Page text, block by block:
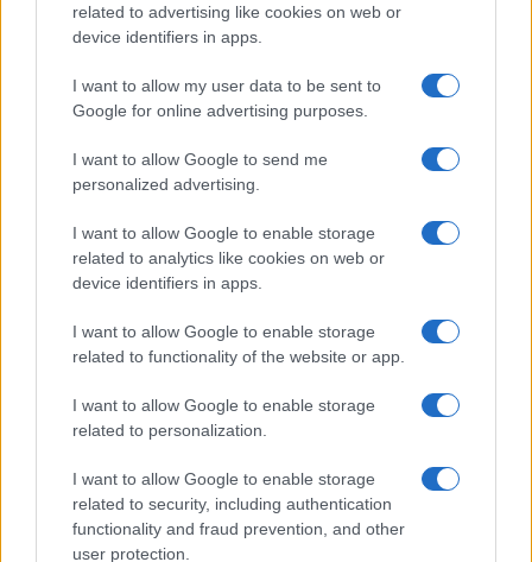
related to advertising like cookies on web or
device identifiers in apps.
I want to allow my user data to be sent to
Google for online advertising purposes.
I want to allow Google to send me
personalized advertising.
I want to allow Google to enable storage
related to analytics like cookies on web or
device identifiers in apps.
I want to allow Google to enable storage
related to functionality of the website or app.
I want to allow Google to enable storage
related to personalization.
I want to allow Google to enable storage
related to security, including authentication
functionality and fraud prevention, and other
user protection.